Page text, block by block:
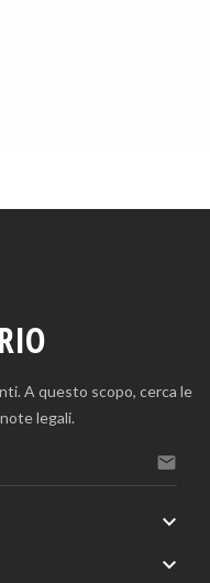
A questo scopo, cerca le
legali.


